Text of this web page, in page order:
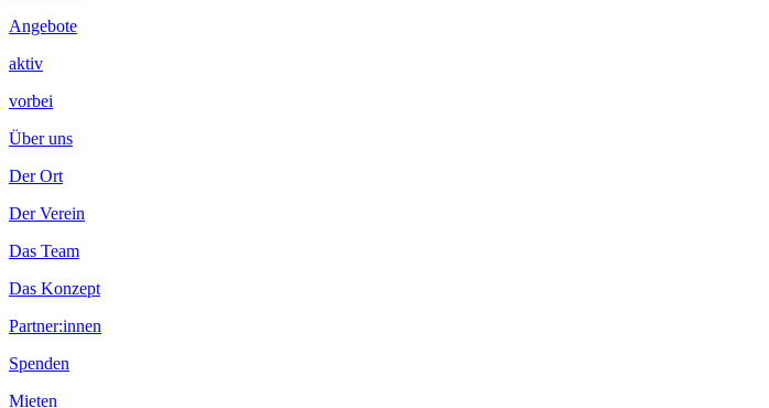
Angebote
aktiv
vorbei
Über uns
Der Ort
Der Verein
Das Team
Das Konzept
Partner:innen
Spenden
Mieten